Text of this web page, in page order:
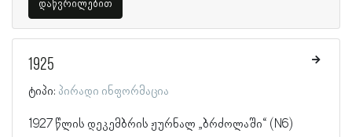
დაწვრილებით
1925
ტიპი: პირადი ინფორმაცია
1927 წლის დეკემბრის ჟურნალ „ბრძოლაში“ (N6)